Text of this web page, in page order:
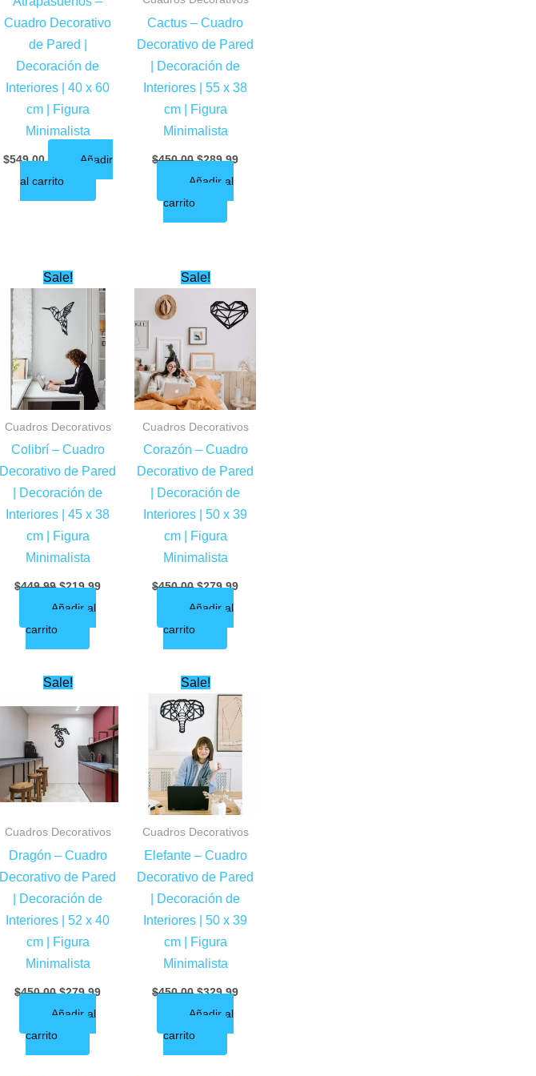
Cuadro Decorativo
de Pared |
Decoración de
Interiores | 40 x 60
cm | Figura
Minimalista
$549.00
Añadir
al carrito
Cactus – Cuadro
Decorativo de Pared
| Decoración de
Interiores | 55 x 38
cm | Figura
Minimalista
$450.00 $289.99
Añadir al
carrito
Sale!
Cuadros Decorativos
Colibrí – Cuadro
Decorativo de Pared
| Decoración de
Interiores | 45 x 38
cm | Figura
Minimalista
$449.99
Original
price
was:
$449.99.
$219.99
price
$219.99.
Añadir al
carrito
Sale!
Cuadros Decorativos
Corazón – Cuadro
Decorativo de Pared
| Decoración de
Interiores | 50 x 39
cm | Figura
Minimalista
$450.00
Original
price
was:
$450.00.
$279.99
price
is:
$279.99.
Añadir al
carrito
Sale!
Cuadros Decorativos
Dragón – Cuadro
Decorativo de Pared
| Decoración de
Interiores | 52 x 40
cm | Figura
Minimalista
$450.00
Original
price
was:
$450.00.
$279.99
is:
$279.99.
Añadir al
carrito
Sale!
Cuadros Decorativos
Elefante – Cuadro
Decorativo de Pared
| Decoración de
Interiores | 50 x 39
cm | Figura
Minimalista
$450.00
Original
price
was:
$450.00.
$329.99
price
is:
Añadir al
carrito